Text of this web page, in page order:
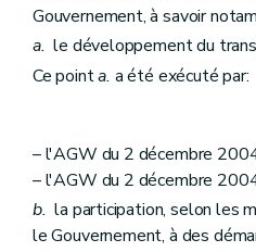
Gouvernement, à savoir
a. le développement du
Ce pointa. a été exécuté par:
– l'AGW du 2 décembre
– l'AGW du 2 décembre
b. la participation, selon les
le Gouvernement, à des